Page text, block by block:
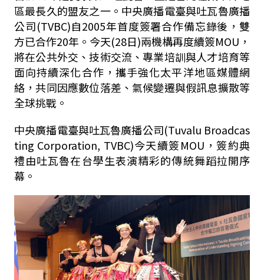
區最長久的盟友之一。中央廣播電臺與吐瓦魯廣播
公司(TVBC)自2005年首度簽署合作備忘錄後，雙
方已合作20年。今天(28日)兩機構再度續簽MOU ，
將在公共外交、技術交流、專業培訓與人才培育等
面向持續深化合作，攜手強化太平洋地區媒體網
絡，共同因應數位落差、氣候變遷與假訊息擴散等
全球挑戰。
中央廣播電臺與吐瓦魯廣播公司(Tuvalu Broadcas
ting Corporation, TVBC)今天續簽MOU，簽約典
禮由吐瓦魯在台學生表演精彩的傳統舞蹈拉開序
幕。